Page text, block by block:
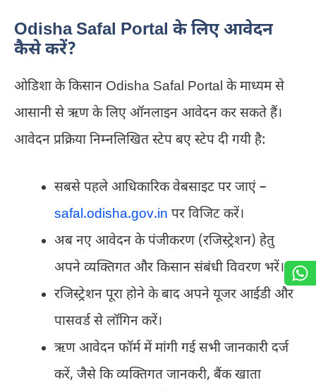
Odisha Safal Portal के लिए आवेदन
कैसे करें?
ओडिशा के किसान Odisha Safal Portal के माध्यम से
आसानी से ऋण के लिए ऑनलाइन आवेदन कर सकते हैं।
आवेदन प्रक्रिया निम्नलिखित स्टेप बए स्टेप दी गयी है:
सबसे पहले आधिकारिक वेबसाइट पर जाएं –
safal.odisha.gov.in पर विजिट करें।
अब नए आवेदन के पंजीकरण (रजिस्ट्रेशन) हेतु
अपने व्यक्तिगत और किसान संबंधी विवरण भरें।
रजिस्ट्रेशन पूरा होने के बाद अपने यूजर आईडी और
पासवर्ड से लॉगिन करें।
ऋण आवेदन फॉर्म में मांगी गई सभी जानकारी दर्ज
करें, जैसे कि व्यक्तिगत जानकरी, बैंक खाता